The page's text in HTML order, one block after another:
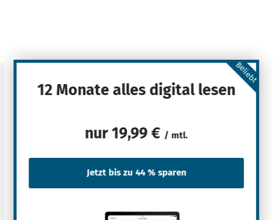
Beliebt
12 Monate alles digital lesen
nur19,99 € / mtl.